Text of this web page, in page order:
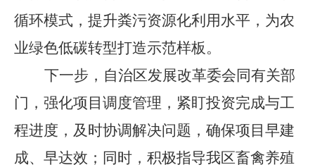
循环模式，提升粪污资源化利用水平 ，为农
业绿色低碳转型打造示范样板。
下一步，自治区发展改革委会同有关部
门，强化项目调度管理，紧盯投资完成与工
程进度， 及时协调解决问题，确保项目早建
成、早达效；同时，积极指导我区畜禽养殖